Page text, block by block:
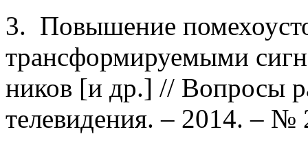
3. Повышение
трансформируемыми
ников [и др.] // Вопросы
телевидения. – 2014. – №